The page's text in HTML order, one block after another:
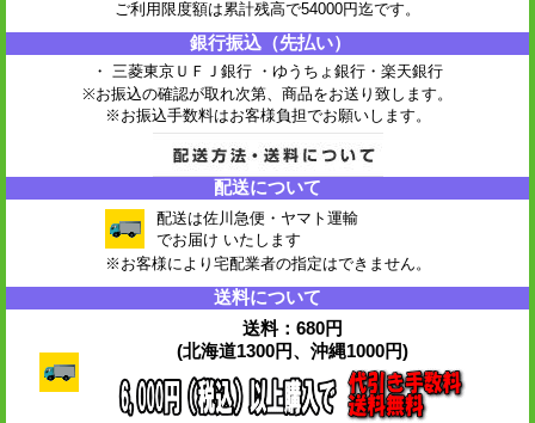
ご利用限度額は累計残高で54000円迄です。
銀行振込（先払い）
・ 三菱東京ＵＦＪ銀行 ・ゆうちょ銀行 ・楽天銀行
※お振込の確認が取れ次第、商品をお送り致します。
※お振込手数料はお客様負担でお願いします。
配送について
配送は佐川急便・ヤマト運輸
でお届け いたします
※お客様により宅配業者の指定はできません。
送料について
送料：680円
(北海道1300円、沖縄1000円)